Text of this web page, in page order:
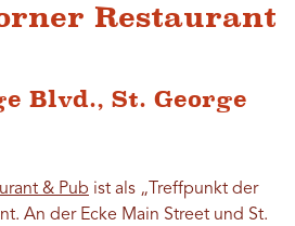
Restaurant
Blvd., St. George
& Pub ist als „Treffpunkt der
An der Ecke Main Street und St.